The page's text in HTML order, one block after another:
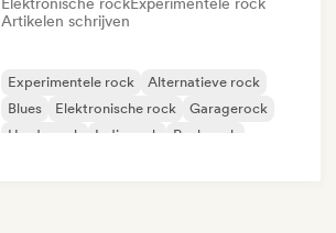
Artikelen schrijven
Experimentele rock
Alternatieve rock
Blues
Elektronische rock
Garagerock
Harde rock
Indie rock Punk rock